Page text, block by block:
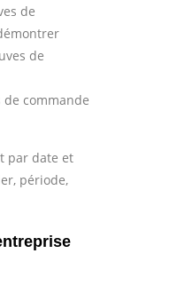
de
de
de commande
par date et
période,